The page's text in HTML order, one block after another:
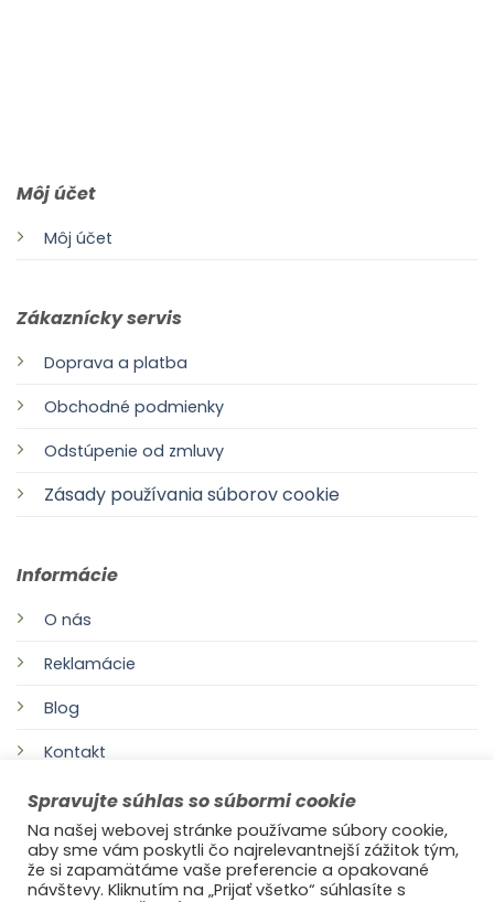
Môj účet
Môj účet
Zákaznícky servis
Doprava a platba
Obchodné podmienky
Odstúpenie od zmluvy
Zásady používania súborov cookie
Informácie
O nás
Reklamácie
Blog
Kontakt
Spravujte súhlas so súbormi cookie
Na našej webovej stránke používame súbory cookie,
aby sme vám poskytli čo najrelevantnejší zážitok tým,
že si zapamätáme vaše preferencie a opakované
návštevy. Kliknutím na „Prijať všetko“ súhlasíte s